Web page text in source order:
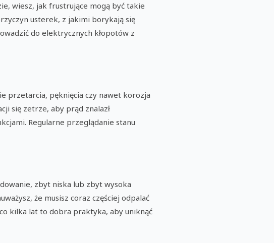
wiesz, jak frustrujące mogą być takie
usterek, z jakimi borykają się
do elektrycznych kłopotów z
przetarcia, pęknięcia czy nawet korozja
się zetrze, aby prąd znalazł
Regularne przeglądanie stanu
zbyt niska lub zbyt wysoka
że musisz coraz częściej odpalać
kilka lat to dobra praktyka, aby uniknąć